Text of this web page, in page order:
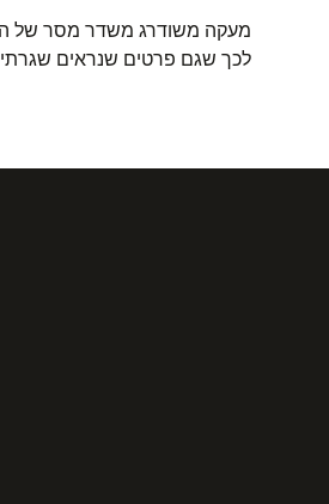
מעקה משודרג משדר מסר של
לכך שגם פרטים שנראים